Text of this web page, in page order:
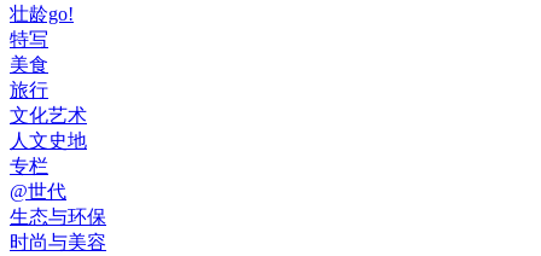
壮龄go!
特写
美食
旅行
文化艺术
人文史地
专栏
@世代
生态与环保
时尚与美容